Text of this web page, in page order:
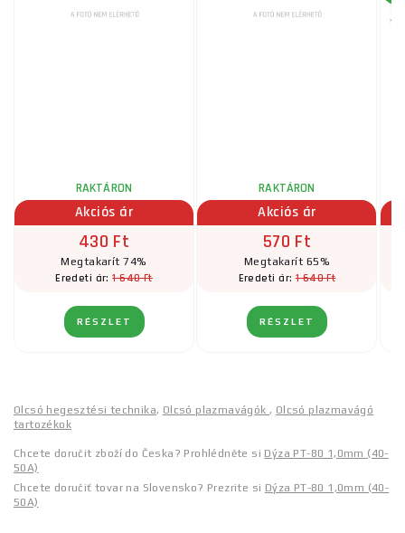
RAKTÁRON
Akciós ár
430 Ft
Megtakarít 74%
Eredeti ár:1 640 Ft
RÉSZLET
RAKTÁRON
Akciós ár
570 Ft
Megtakarít 65%
Eredeti ár:1 640 Ft
RÉSZLET
Olcsó hegesztési technika, Olcsó plazmavágók, Olcsó plazmavágó
tartozékok
Chcete doručit zboží do Česka? Prohlédněte si Dýza PT-80 1,0mm (40-
50A)
Chcete doručiť tovar na Slovensko? Prezrite si Dýza PT-80 1,0mm (40-
50A)